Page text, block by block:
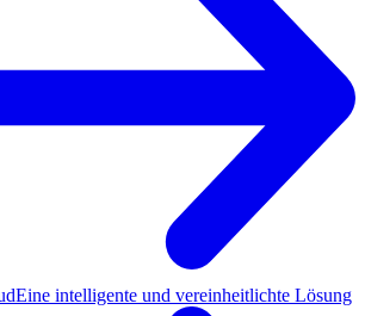
Eine intelligente und vereinheitlichte Lösung